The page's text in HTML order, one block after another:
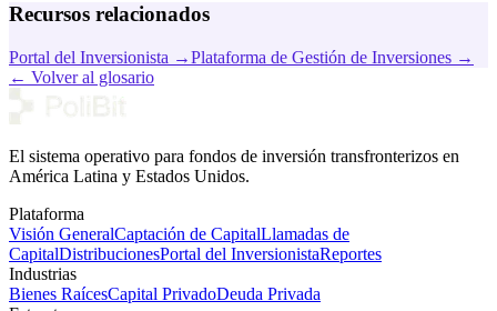
Recursos relacionados
Portal del Inversionista →Plataforma de Gestión de Inversiones →
← Volver al glosario
El sistema operativo para fondos de inversión transfronterizos en
América Latina y Estados Unidos.
Plataforma
Visión GeneralCaptación de CapitalLlamadas de
CapitalDistribucionesPortal del InversionistaReportes
Industrias
Bienes RaícesCapital PrivadoDeuda Privada